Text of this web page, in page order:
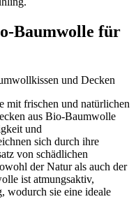
Baumwolle für
mit frischen und natürlichen
aus Bio-Baumwolle
und
sich durch ihre
von schädlichen
der Natur als auch der
ist atmungsaktiv,
wodurch sie eine ideale